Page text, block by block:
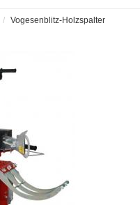
Vogesenblitz-Holzspalter